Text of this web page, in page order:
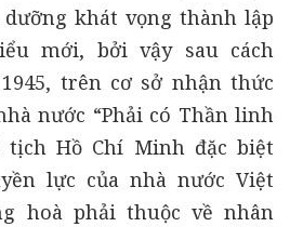
khát vọng thành lập
mới, bởi vậy sau cách
trên cơ sở nhận thức
nước “Phải có Thần linh
tịch Hồ Chí Minh đặc biệt
lực của nhà nước Việt
hoà phải thuộc về nhân